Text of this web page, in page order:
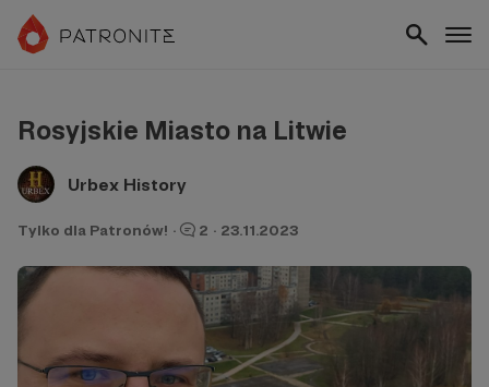
Rosyjskie Miasto na Litwie
Urbex History
Tylko dla Patronów! · 2 · 23.11.2023